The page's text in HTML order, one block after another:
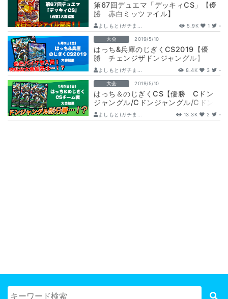
第67回デュエマ「デッキィCS」【優
勝 赤白ミッツァイル】
よしもと(ガチま... 5.9K 1 -
大会 2019/5/10
はっち&兵庫のじぎくCS2019【優
勝 チェンジザドンジャングル】
よしもと(ガチま... 8.4K 3 -
大会 2019/5/10
はっち＆のじぎくCS【優勝 Cドン
ジャングル/Cドンジャングル/Cドン
ジャングル】
よしもと(ガチま... 13.3K 2 -